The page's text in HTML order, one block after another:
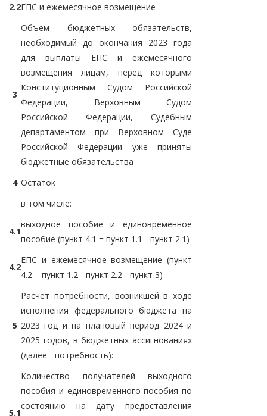
2.2ЕПС и ежемесячное возмещение
3
Объем бюджетных обязательств,
необходимый до окончания 2023 года
для выплаты ЕПС и ежемесячного
возмещения лицам, перед которыми
Конституционным Судом Российской
Федерации, Верховным Судом
Российской Федерации, Судебным
департаментом при Верховном Суде
Российской Федерации уже приняты
бюджетные обязательства
4 Остаток
в том числе:
4.1
выходное пособие и единовременное
пособие (пункт 4.1 = пункт 1.1 - пункт 2.1)
4.2
ЕПС и ежемесячное возмещение (пункт
4.2 = пункт 1.2 - пункт 2.2 - пункт 3)
5
Расчет потребности, возникшей в ходе
исполнения федерального бюджета на
2023 год и на плановый период 2024 и
2025 годов, в бюджетных ассигнованиях
(далее - потребность):
5.1
Количество получателей выходного
пособия и единовременного пособия по
состоянию на дату предоставления